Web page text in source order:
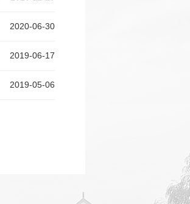
2020-06-30
2019-06-17
2019-05-06